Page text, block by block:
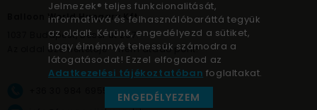
Balloon World Hungary Kft.
Budapest, Bécsi út 267.
Az oldal üzemeltetője – nem átadó pont!
+36 30 984 6955
Jelmezek® teljes funkcionalitását,
informatívvá és felhasználóbaráttá tegyük
az oldalt. Kérünk, engedélyezd a sütiket,
hogy élménnyé tehessük számodra a
látogatásodat! Ezzel elfogadod az
Adatkezelési tájékoztatóban foglaltakat.
ENGEDÉLYEZEM